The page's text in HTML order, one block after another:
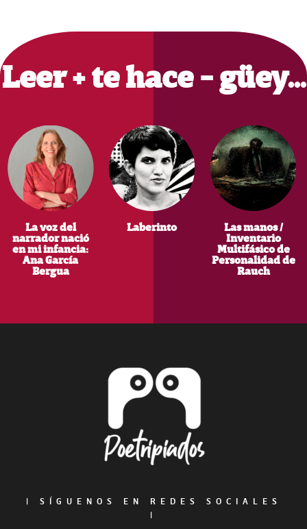
Primary
Sidebar
Leer + te hace - güey…
La voz del
narrador nació
en mi infancia:
Ana García
Bergua
Laberinto
Las manos /
Inventario
Multifásico de
Personalidad de
Rauch
|
SÍGUENOS EN REDES SOCIALES
|